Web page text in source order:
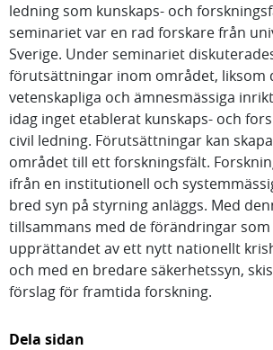
ledning som kunskaps- och
seminariet var en rad forskare från
Sverige. Under seminariet
förutsättningar inom området, liksom
vetenskapliga och ämnesmässiga
idag inget etablerat kunskaps- och
civil ledning. Förutsättningar kan
området till ett forskningsfält.
ifrån en institutionell och
bred syn på styrning anläggs. Med
tillsammans med de förändringar som
upprättandet av ett nytt nationellt
och med en bredare säkerhetssyn,
förslag för framtida forskning.
Dela sidan